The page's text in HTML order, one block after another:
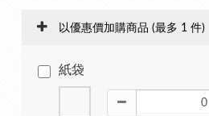
以優惠價加購商品 (最多 1 件)
紙袋